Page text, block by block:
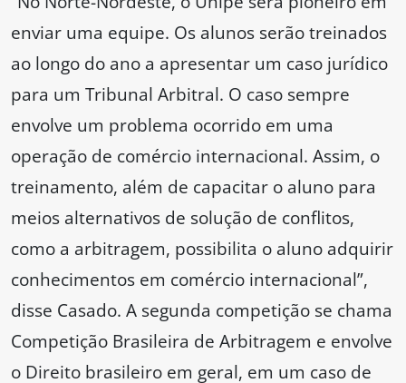
enviar uma equipe. Os alunos serão treinados
ao longo do ano a apresentar um caso jurídico
para um Tribunal Arbitral. O caso sempre
envolve um problema ocorrido em uma
operação de comércio internacional. Assim, o
treinamento, além de capacitar o aluno para
meios alternativos de solução de conflitos,
como a arbitragem, possibilita o aluno adquirir
conhecimentos em comércio internacional”,
disse Casado. A segunda competição se chama
Competição Brasileira de Arbitragem e envolve
o Direito brasileiro em geral, em um caso de